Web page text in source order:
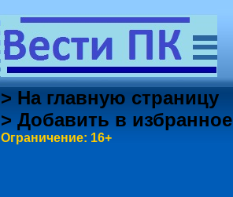
> На главную страницу
> Добавить в избранное
Ограничение: 16+